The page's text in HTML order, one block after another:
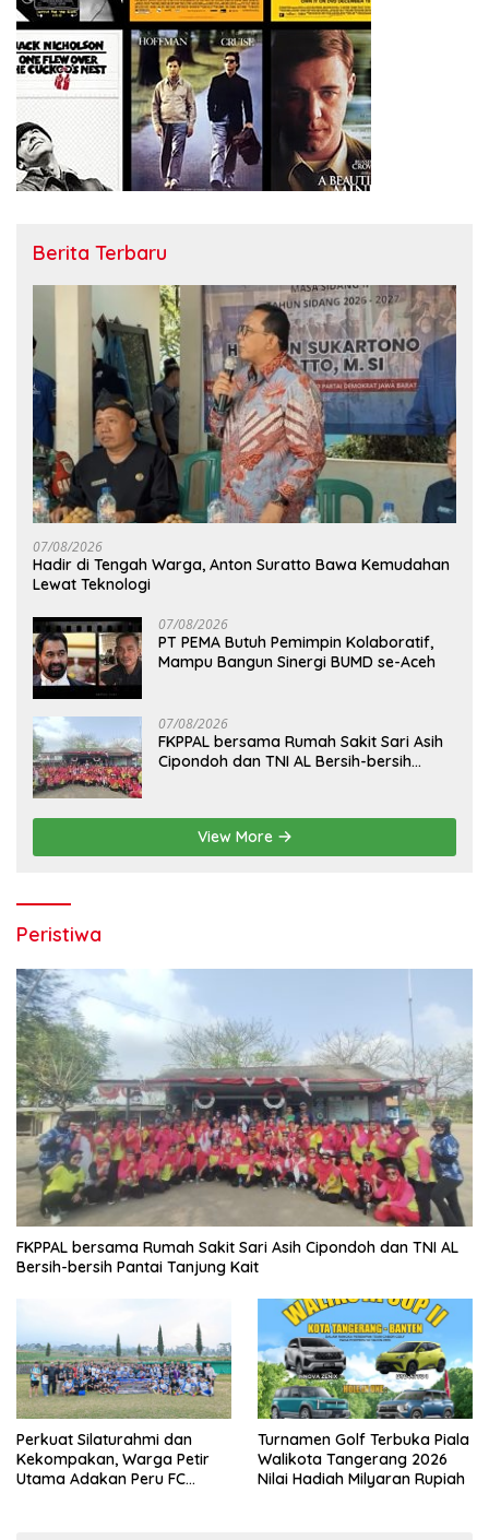
Berita Terbaru
07/08/2026
Hadir di Tengah Warga, Anton Suratto Bawa Kemudahan
Lewat Teknologi
07/08/2026
PT PEMA Butuh Pemimpin Kolaboratif,
Mampu Bangun Sinergi BUMD se-Aceh
07/08/2026
FKPPAL bersama Rumah Sakit Sari Asih
Cipondoh dan TNI AL Bersih-bersih
View More
Peristiwa
FKPPAL bersama Rumah Sakit Sari Asih Cipondoh dan TNI AL
Bersih-bersih Pantai Tanjung Kait
Perkuat Silaturahmi dan
Kekompakan, Warga Petir
Utama Adakan Peru FC
Turnamen Golf Terbuka Piala
Walikota Tangerang 2026
Nilai Hadiah Milyaran Rupiah